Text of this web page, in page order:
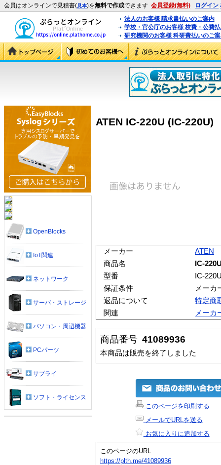
会員はオンラインで見積書(見本)を無料で作成できます 会員登録(無料) ログイン
法人のお客様 請求書払いのご案内
学校・官公庁のお客様 校費・公費
研究機関のお客様 科研費払いのご
ATEN IC-220U (IC-220U)
メーカー
ATEN
商品名
IC-
型番
IC-
保証条件
メーカ
返品について
特定商
関連
メーカ
商品番号 41089936
本商品は販売を終了しました
このページを印刷する
メールでURLを送る
お気に入りに追加する
このページのURL
https://plth.me/41089936
OpenBlocks
IoT関連
ネットワーク
サーバ・ストレージ
パソコン・周辺機器
PCパーツ
サプライ
ソフト・ライセンス